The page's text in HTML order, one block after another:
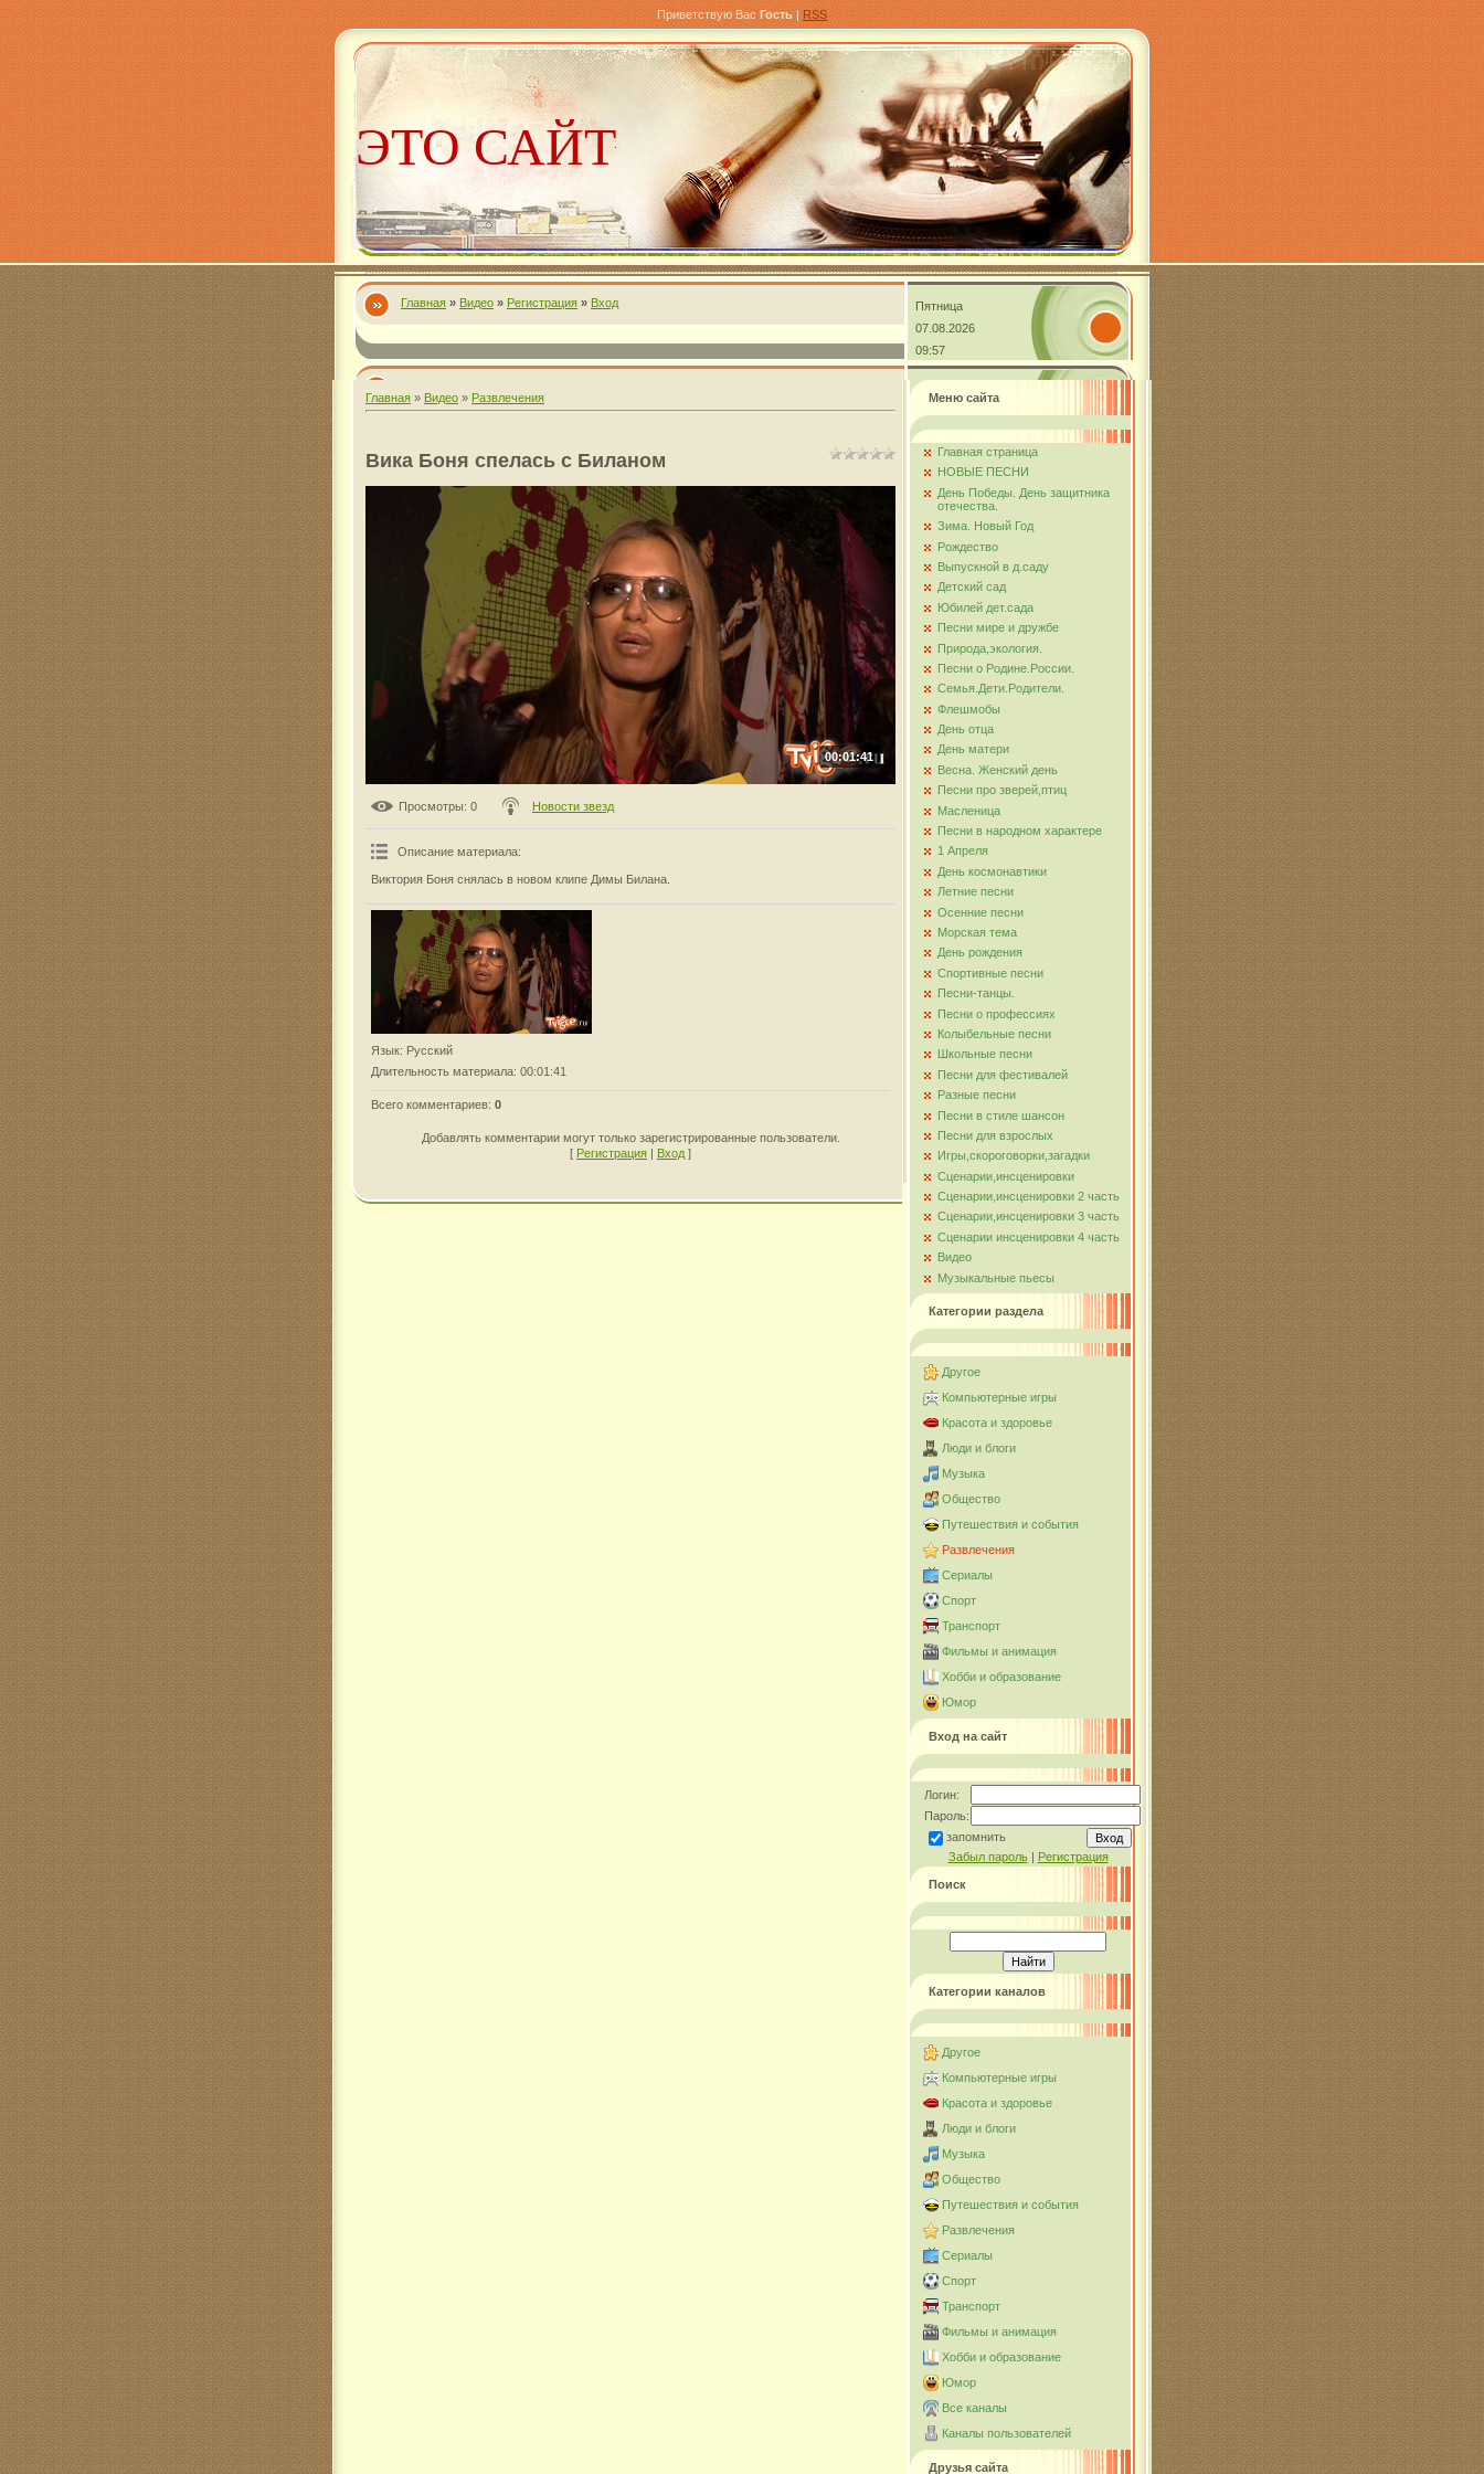
Приветствую Вас Гость | RSS
ЭТО САЙТ
Александра
Комарова
Главная » Видео » Регистрация » Вход
Пятница
07.08.2026
09:57
Главная » Видео » Развлечения
Вика Боня спелась с Биланом
00:01:41
Просмотры: 0 Новости звезд
Описание материала:
Виктория Боня снялась в новом клипе Димы Билана.
Язык: Русский
Длительность материала: 00:01:41
Всего комментариев: 0
Добавлять комментарии могут только зарегистрированные пользователи.
[ Регистрация | Вход ]
Меню сайта
Главная страница
НОВЫЕ ПЕСНИ
День Победы. День защитника
отечества.
Зима. Новый Год
Рождество
Выпускной в д.саду
Детский сад
Юбилей дет.сада
Песни мире и дружбе
Природа,экология.
Песни о Родине.России.
Семья.Дети.Родители.
Флешмобы
День отца
День матери
Весна. Женский день
Песни про зверей,птиц
Масленица
Песни в народном характере
1 Апреля
День космонавтики
Летние песни
Осенние песни
Морская тема
День рождения
Спортивные песни
Песни-танцы.
Песни о профессиях
Колыбельные песни
Школьные песни
Песни для фестивалей
Разные песни
Песни в стиле шансон
Песни для взрослых
Игры,скороговорки,загадки
Сценарии,инсценировки
Сценарии,инсценировки 2 часть
Сценарии,инсценировки 3 часть
Сценарии инсценировки 4 часть
Видео
Музыкальные пьесы
Категории раздела
Другое
Компьютерные игры
Красота и здоровье
Люди и блоги
Музыка
Общество
Путешествия и события
Развлечения
Сериалы
Спорт
Транспорт
Фильмы и анимация
Хобби и образование
Юмор
Вход на сайт
Логин:
Пароль:
запомнить
Забыл пароль| Регистрация
Поиск
Категории каналов
Другое
Компьютерные игры
Красота и здоровье
Люди и блоги
Музыка
Общество
Путешествия и события
Развлечения
Сериалы
Спорт
Транспорт
Фильмы и анимация
Хобби и образование
Юмор
Все каналы
Каналы пользователей
Друзья сайта